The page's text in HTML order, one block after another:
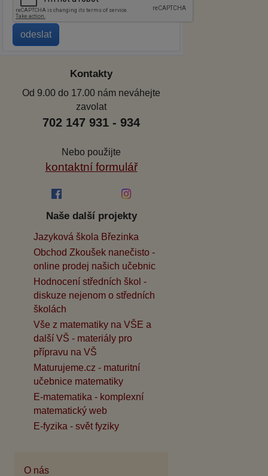
Kontakty
Od 9.00 do 17.00 nám neváhejte
zavolat
702 147 931 - 934
Nebo použijte
kontaktní formulář
Naše další projekty
Jazyková škola Březinka
Obchod Zkoušek nanečisto -
online prodej našich učebnic
Hodnocení středních škol -
diskuze nejenom o středních
školách
Vše z matematiky na VŠE a
další VŠ - materiály pro
přípravu na VŠ
Maturujeme.cz - maturitní
učebnice matematiky
E-matematika - komplexní
matematický web
E-fyzika - svět fyziky
O nás